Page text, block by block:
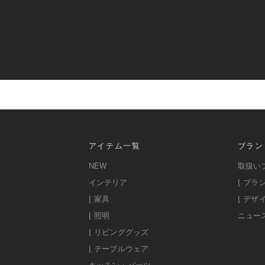
アイテム一覧
NEW
インテリア
⌊ 家具
⌊ 照明
⌊ リビンググッズ
⌊ テーブルウェア
ブラ
取扱い
⌊ ブラ
⌊ デザ
ニュー